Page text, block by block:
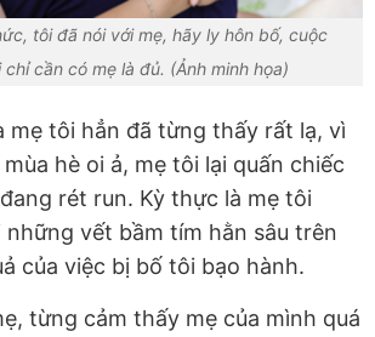
tôi đã nói với mẹ, hãy ly hôn bố, cuộc
cần có mẹ là đủ. (Ảnh minh họa)
mẹ tôi hẳn đã từng thấy rất lạ, vì
hè oi ả, mẹ tôi lại quấn chiếc
rét run. Kỳ thực là mẹ tôi
những vết bầm tím hằn sâu trên
của việc bị bố tôi bạo hành.
từng cảm thấy mẹ của mình quá